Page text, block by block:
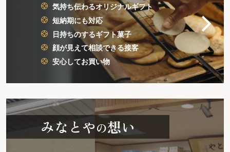
気持ち伝わるオリジナルギフト
短納期にも対応
日持ちのするギフト菓子
顔が見えて相談できる接客
安心してお買い物
みなとやの想い